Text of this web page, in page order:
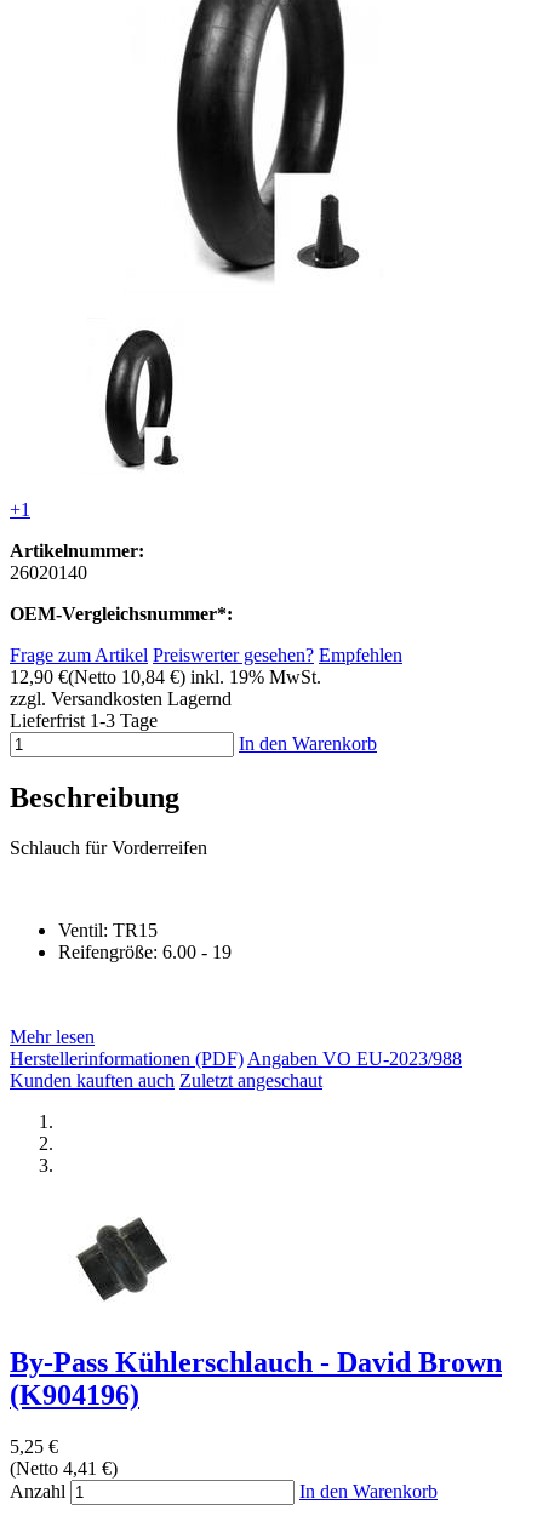
+1
Artikelnummer:
26020140
OEM-Vergleichsnummer*:
Frage zum Artikel Preiswerter gesehen? Empfehlen
12,90 €(Netto 10,84 €) inkl. 19% MwSt.
zzgl. Versandkosten Lagernd
Lieferfrist 1-3 Tage
In den Warenkorb
Beschreibung
Schlauch für Vorderreifen
Ventil: TR15
Reifengröße: 6.00 - 19
Mehr lesen
Herstellerinformationen (PDF)Angaben VO EU-2023/988
Kunden kauften auch Zuletzt angeschaut
By-Pass Kühlerschlauch - David Brown
(K904196)
5,25 €
(Netto 4,41 €)
Anzahl
In den Warenkorb